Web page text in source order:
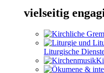
vielseitig
Liturgische